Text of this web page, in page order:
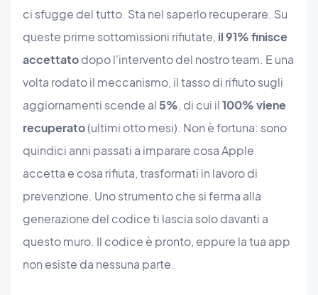
ci sfugge del tutto. Sta nel saperlo recuperare. Su
queste prime sottomissioni rifiutate, il 91% finisce
accettatodopo l'intervento del nostro team. E una
volta rodato il meccanismo, il tasso di rifiuto sugli
aggiornamenti scende al5%, di cui il100% viene
recuperato(ultimi otto mesi). Non è fortuna: sono
quindici anni passati a imparare cosa Apple
accetta e cosa rifiuta, trasformati in lavoro di
prevenzione. Uno strumento che si ferma alla
generazione del codice ti lascia solo davanti a
questo muro. Il codice è pronto, eppure la tua app
non esiste da nessuna parte.